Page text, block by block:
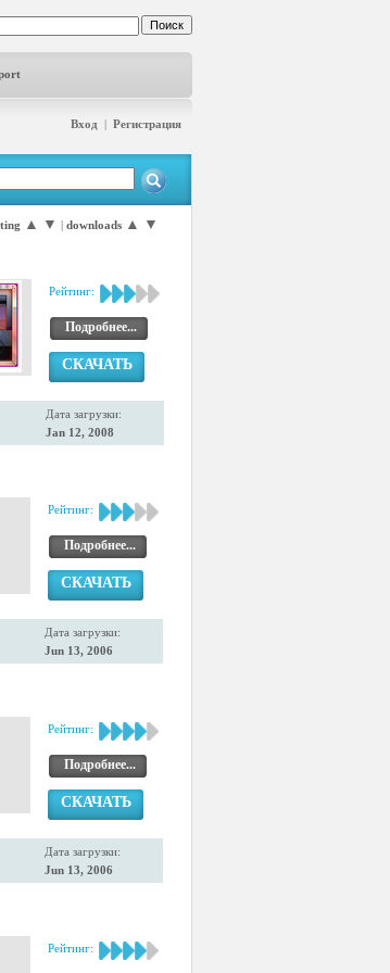
Вход | Регистрация
▲ ▼ | downloads ▲ ▼
Рейтинг:
Подробнее...
СКАЧАТЬ
Дата загрузки:
Jan 12, 2008
Рейтинг:
Подробнее...
СКАЧАТЬ
Дата загрузки:
Jun 13, 2006
Рейтинг:
Подробнее...
СКАЧАТЬ
Дата загрузки:
Jun 13, 2006
Рейтинг: